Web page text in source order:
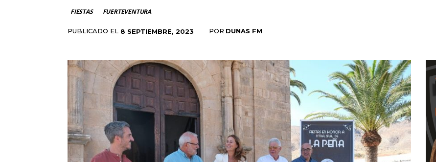
FIESTAS FUERTEVENTURA
PUBLICADO EL 8 SEPTIEMBRE, 2023 POR DUNAS FM